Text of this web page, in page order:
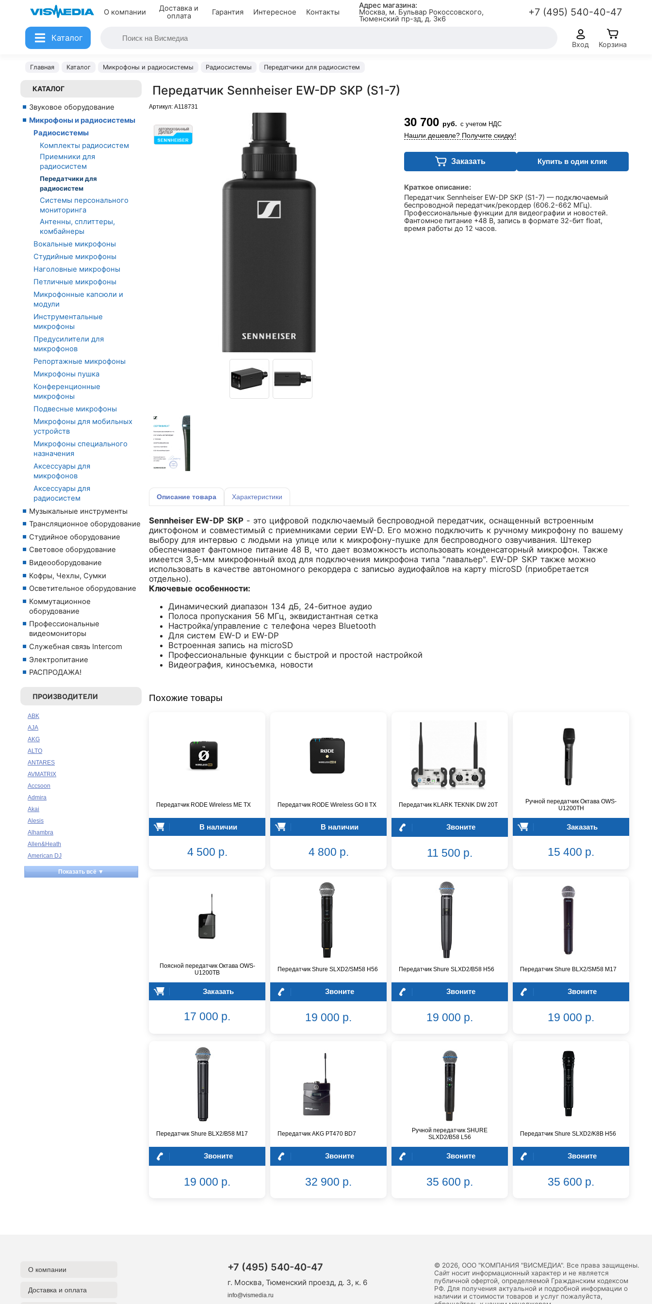
О компании
Доставка и
оплата
Гарантия Интересное Контакты
Адрес магазина:
Москва, м. Бульвар Рокоссовского,
Тюменский пр-зд, д. 3к6
+7 (495) 540-40-47
Каталог
Вход Корзина
Главная Каталог Микрофоны и радиосистемы Радиосистемы Передатчики для радиосистем
КАТАЛОГ
Звуковое оборудование
Микрофоны и радиосистемы
Радиосистемы
Комплекты радиосистем
Приемники для
радиосистем
Передатчики для
радиосистем
Системы персонального
мониторинга
Антенны, сплиттеры,
комбайнеры
Вокальные микрофоны
Студийные микрофоны
Наголовные микрофоны
Петличные микрофоны
Микрофонные капсюли и
модули
Инструментальные
микрофоны
Предусилители для
микрофонов
Репортажные микрофоны
Микрофоны пушка
Конференционные
микрофоны
Подвесные микрофоны
Микрофоны для мобильных
устройств
Микрофоны специального
назначения
Аксессуары для
микрофонов
Аксессуары для
радиосистем
Музыкальные инструменты
Трансляционное оборудование
Студийное оборудование
Световое оборудование
Видеооборудование
Кофры, Чехлы, Сумки
Осветительное оборудование
Коммутационное
оборудование
Профессиональные
видеомониторы
Служебная связь Intercom
Электропитание
РАСПРОДАЖА!
ПРОИЗВОДИТЕЛИ
ABK
AJA
AKG
ALTO
ANTARES
AVMATRIX
Accsoon
Admira
Akai
Alesis
Alhambra
Allen&Heath
American DJ
Ampeg
Apart
Dedolight
Показать всё ▼
Передатчик Sennheiser EW-DP SKP (S1-7)
Артикул: A118731
30 700 руб. с учетом НДС
Нашли дешевле? Получите скидку!
Заказать Купить в один клик
Краткое описание:
Передатчик Sennheiser EW-DP SKP (S1-7) — подключаемый
беспроводной передатчик/рекордер (606.2-662 МГц).
Профессиональные функции для видеографии и новостей.
Фантомное питание +48 В, запись в формате 32-бит float,
время работы до 12 часов.
Описание товара Характеристики
Sennheiser EW-DP SKP- это цифровой подключаемый беспроводной передатчик, оснащенный встроенным
диктофоном и совместимый с приемниками серии EW-D. Его можно подключить к ручному микрофону по вашему
выбору для интервью с людьми на улице или к микрофону-пушке для беспроводного озвучивания. Штекер
обеспечивает фантомное питание 48 В, что дает возможность использовать конденсаторный микрофон. Также
имеется 3,5-мм микрофонный вход для подключения микрофона типа "лавальер". EW-DP SKP также можно
использовать в качестве автономного рекордера с записью аудиофайлов на карту microSD (приобретается
отдельно).
Ключевые особенности:
Динамический диапазон 134 дБ, 24-битное аудио
Полоса пропускания 56 МГц, эквидистантная сетка
Настройка/управление с телефона через Bluetooth
Для систем EW-D и EW-DP
Встроенная запись на microSD
Профессиональные функции с быстрой и простой настройкой
Видеография, киносъемка, новости
Похожие товары
Передатчик RODE Wireless ME TX
В наличии
4 500 р.
Передатчик RODE Wireless GO II TX
В наличии
4 800 р.
Передатчик KLARK TEKNIK DW 20T
Звоните
11 500 р.
Ручной передатчик Октава OWS-
U1200TH
Заказать
15 400 р.
Поясной передатчик Октава OWS-
U1200TB
Заказать
17 000 р.
Передатчик Shure SLXD2/SM58 H56
Звоните
19 000 р.
Передатчик Shure SLXD2/B58 H56
Звоните
19 000 р.
Передатчик Shure BLX2/SM58 M17
Звоните
19 000 р.
Передатчик Shure BLX2/B58 M17
Звоните
19 000 р.
Передатчик AKG PT470 BD7
Звоните
32 900 р.
Ручной передатчик SHURE
SLXD2/B58 L56
Звоните
35 600 р.
Передатчик Shure SLXD2/K8B H56
Звоните
35 600 р.
О компании
Доставка и оплата
+7 (495) 540-40-47
г. Москва, Тюменский проезд, д. 3, к. 6
info@vismedia.ru
© 2026, ООО "КОМПАНИЯ "ВИСМЕДИА". Все права защищены.
Сайт носит информационный характер и не является
публичной офертой, определяемой Гражданским кодексом
РФ. Для получения актуальной и подробной информации о
наличии и стоимости товаров и услуг пожалуйста,